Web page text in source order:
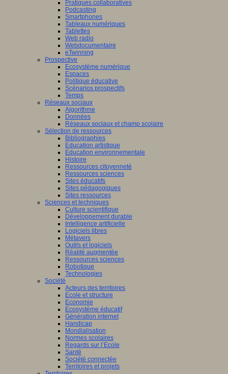
Pratiques collaboratives
Podcasting
Smartphones
Tableaux numériques
Tablettes
Web radio
Webdocumentaire
eTwinning
Prospective
Ecosystème numérique
Espaces
Politique éducative
Scénarios prospectifs
Temps
Réseaux sociaux
Algorithme
Données
Réseaux sociaux et champ scolaire
Sélection de ressources
Bibliographies
Education artistique
Education environnementale
Histoire
Ressources citoyenneté
Ressources sciences
Sites éducatifs
Sites pédagogiques
Sites ressources
Sciences et techniques
Culture scientifique
Développement durable
Intelligence artificielle
Logiciels libres
Métavers
Outils et logiciels
Réalité augmentée
Ressources sciences
Robotique
Technologies
Société
Acteurs des territoires
Ecole et structure
Economie
Ecosystème éducatif
Génération internet
Handicap
Mondialisation
Normes scolaires
Regards sur l’Ecole
Santé
Société connectée
Territoires et projets